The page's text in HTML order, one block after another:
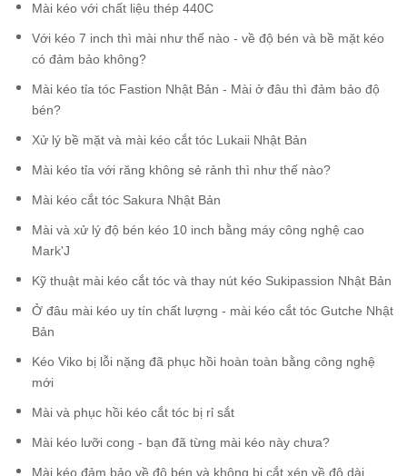
Mài kéo với chất liệu thép 440C
Với kéo 7 inch thì mài như thế nào - về độ bén và bề mặt kéo
có đảm bảo không?
Mài kéo tỉa tóc Fastion Nhật Bản - Mài ở đâu thì đảm bảo độ
bén?
Xử lý bề mặt và mài kéo cắt tóc Lukaii Nhật Bản
Mài kéo tỉa với răng không sẻ rảnh thì như thế nào?
Mài kéo cắt tóc Sakura Nhật Bản
Mài và xử lý độ bén kéo 10 inch bằng máy công nghệ cao
Mark'J
Kỹ thuật mài kéo cắt tóc và thay nút kéo Sukipassion Nhật Bản
Ở đâu mài kéo uy tín chất lượng - mài kéo cắt tóc Gutche Nhật
Bản
Kéo Viko bị lỗi nặng đã phục hồi hoàn toàn bằng công nghệ
mới
Mài và phục hồi kéo cắt tóc bị rỉ sắt
Mài kéo lưỡi cong - bạn đã từng mài kéo này chưa?
Mài kéo đảm bảo về độ bén và không bị cắt xén về độ dài